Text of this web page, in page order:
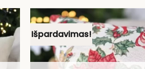
Išpardavimas!